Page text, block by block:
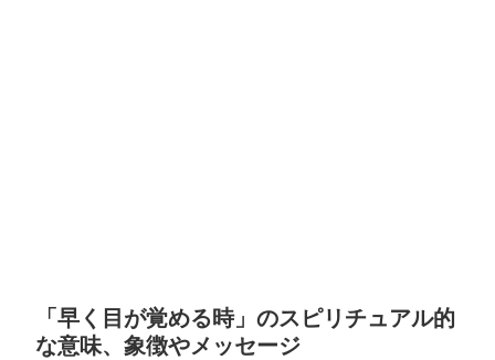
「早く目が覚める時」のスピリチュアル的
な意味、象徴やメッセージ